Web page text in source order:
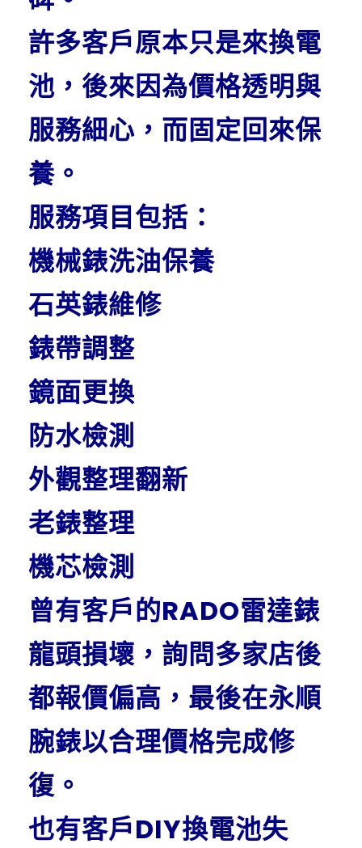
許多客戶原本只是來換電
池，後來因為價格透明與
服務細心，而固定回來保
養。
服務項目包括：
機械錶洗油保養
石英錶維修
錶帶調整
鏡面更換
防水檢測
外觀整理翻新
老錶整理
機芯檢測
曾有客戶的RADO雷達錶
龍頭損壞，詢問多家店後
都報價偏高，最後在永順
腕錶以合理價格完成修
復。
也有客戶DIY換電池失